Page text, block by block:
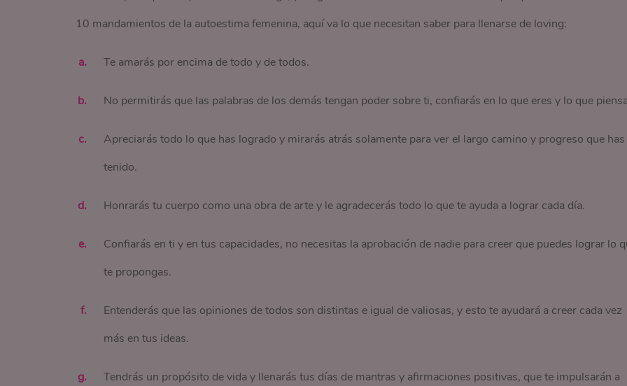
10 mandamientos de la autoestima femenina, aquí va lo que necesitan saber para llenarse de loving:
Te amarás por encima de todo y de todos.
No permitirás que las palabras de los demás tengan poder sobre ti, confiarás en lo que eres y lo que
Apreciarás todo lo que has logrado y mirarás atrás solamente para ver el largo camino y progreso que has
tenido.
Honrarás tu cuerpo como una obra de arte y le agradecerás todo lo que te ayuda a lograr cada día.
Confiarás en ti y en tus capacidades, no necesitas la aprobación de nadie para creer que puedes lograr lo
te propongas.
Entenderás que las opiniones de todos son distintas e igual de valiosas, y esto te ayudará a creer cada vez
más en tus ideas.
Tendrás un propósito de vida y llenarás tus días de mantras y afirmaciones positivas, que te impulsarán a